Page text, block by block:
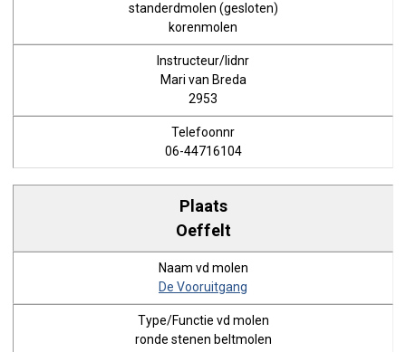
standerdmolen (gesloten)
korenmolen
Mari van Breda
2953
06-44716104
Oeffelt
De Vooruitgang
ronde stenen beltmolen